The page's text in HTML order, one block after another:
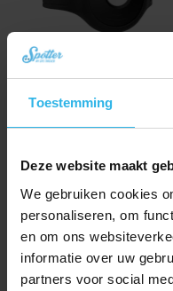
Toestemming
Deze website maakt
We gebruiken cookies
personaliseren, om
en om ons
informatie over uw
partners voor social
Polsband – Spotter GPS Tracker X10
€12,95